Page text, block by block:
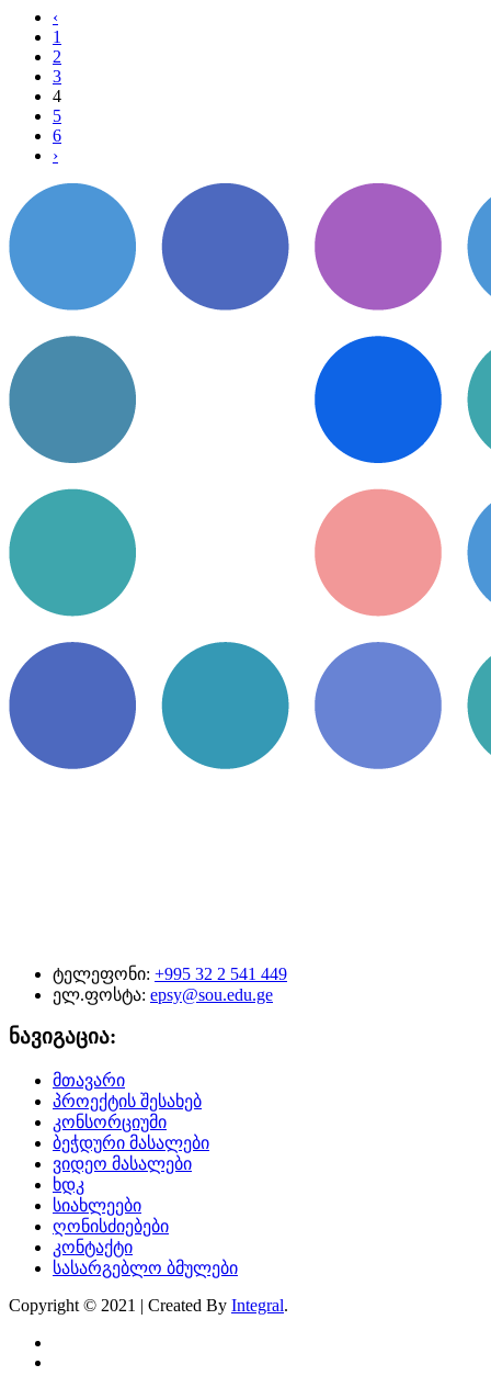
‹
1
2
3
4
5
6
›
ტელეფონი: +995 32 2 541 449
ელ.ფოსტა: epsy@sou.edu.ge
ნავიგაცია:
მთავარი
პროექტის შესახებ
კონსორციუმი
ბეჭდური მასალები
ვიდეო მასალები
ხდკ
სიახლეები
ღონისძიებები
კონტაქტი
სასარგებლო ბმულები
Copyright © 2021 | Created By Integral.